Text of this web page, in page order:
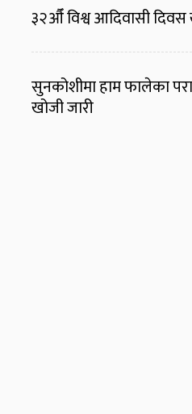
३२औँ विश्व आदिवासी दिवस
सुनकोशीमा हाम फालेका
खोजी जारी